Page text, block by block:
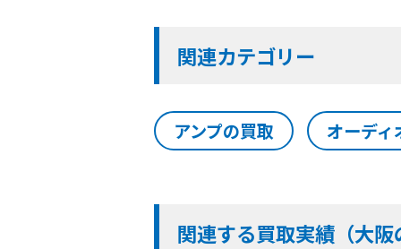
関連カテゴリー
アンプの買取 オーディ
関連する買取実績（大